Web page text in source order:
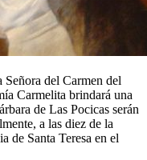
del Carmen del
Carmelita brindará una
de Las Pocicas serán
a las diez de la
de Santa Teresa en el